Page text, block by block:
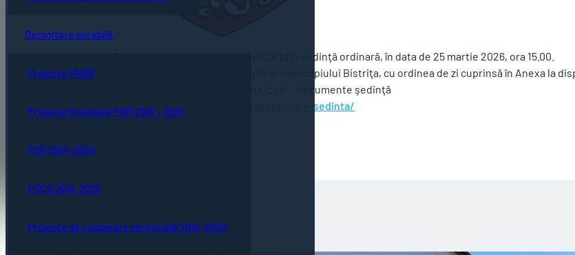
Dezvoltare durabilă
Proiecte PNRR
Proiecte finalizate POR 2007 - 2013
POR 2014-2020
POCA 2014-2020
Proiecte de cooperare teritorială 2014-2020
Se convoacă Consiliul local al municipiului Bistriţa în şedinţă ordinară, în data de 25 martie 2026, ora 15.00.
Şedinţa va avea loc în sala de şedinţe a Primăriei municipiului Bistriţa, cu ordinea de zi cuprinsă în Anexa la
www.primariabistrita.ro, Secțiunea Consiliul local – Documente şedinţă
https://primariabistrita.ro/consiliul-local/documente-sedinta/